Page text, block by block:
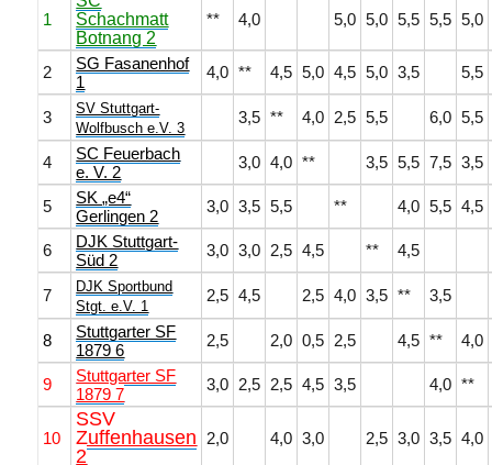
1
Schachmatt
Botnang 2
** 4,0 5,0 5,0 5,5 5,5 5,0
2
SG Fasanenhof
1
4,0 ** 4,5 5,0 4,5 5,0 3,5 5,5
3
SV Stuttgart-
Wolfbusch e.V. 3
3,5 ** 4,0 2,5 5,5 6,0 5,5
4
SC Feuerbach
e. V. 2
3,0 4,0 ** 3,5 5,5 7,5 3,5
5
SK „e4“
Gerlingen 2
3,0 3,5 5,5 ** 4,0 5,5 4,5
6
DJK Stuttgart-
Süd 2
3,0 3,0 2,5 4,5 ** 4,5
7
DJK Sportbund
Stgt. e.V. 1
2,5 4,5 2,5 4,0 3,5 ** 3,5
8
Stuttgarter SF
1879 6
2,5 2,0 0,5 2,5 4,5 ** 4,0
9
Stuttgarter SF
1879 7
3,0 2,5 2,5 4,5 3,5 4,0 **
10
SSV
Zuffenhausen
2
2,0 4,0 3,0 2,5 3,0 3,5 4,0